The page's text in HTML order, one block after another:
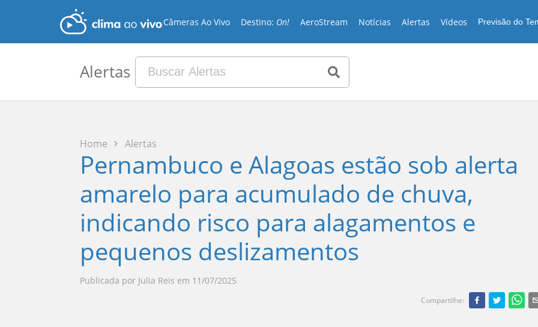
Câmeras Ao Vivo Destino: On! AeroStream Notícias Alertas Vídeos Previsão do
Alertas
Home Alertas
Pernambuco e Alagoas estão sob alerta
amarelo para acumulado de chuva,
indicando risco para alagamentos e
pequenos deslizamentos
Publicada por Julia Reis em 11/07/2025
Compartilhe: